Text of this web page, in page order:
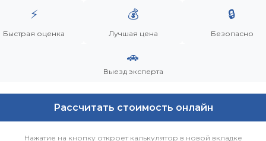
⚡
Быстрая оценка
💰
Лучшая цена
🔒
Безопасно
🚗
Выезд эксперта
Рассчитать стоимость онлайн
Нажатие на кнопку откроет калькулятор в новой вкладке